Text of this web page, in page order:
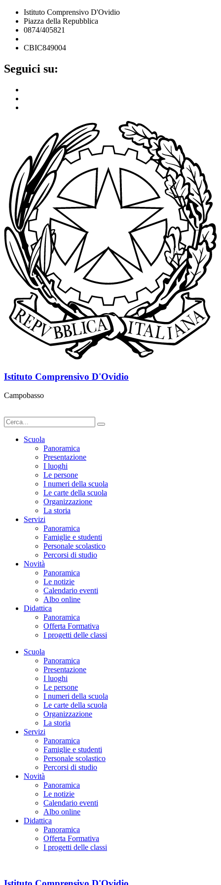
Istituto Comprensivo D'Ovidio
Piazza della Repubblica
0874/405821
CBIC849004
Seguici su:
Istituto Comprensivo D'Ovidio
Campobasso
Scuola
Panoramica
Presentazione
I luoghi
Le persone
I numeri della scuola
Le carte della scuola
Organizzazione
La storia
Servizi
Panoramica
Famiglie e studenti
Personale scolastico
Percorsi di studio
Novità
Panoramica
Le notizie
Calendario eventi
Albo online
Didattica
Panoramica
Offerta Formativa
I progetti delle classi
Scuola
Panoramica
Presentazione
I luoghi
Le persone
I numeri della scuola
Le carte della scuola
Organizzazione
La storia
Servizi
Panoramica
Famiglie e studenti
Personale scolastico
Percorsi di studio
Novità
Panoramica
Le notizie
Calendario eventi
Albo online
Didattica
Panoramica
Offerta Formativa
I progetti delle classi